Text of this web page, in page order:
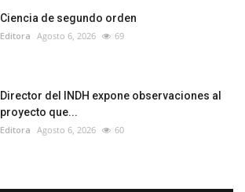
Ciencia de segundo orden
Editora Agosto 6, 2026 69
Director del INDH expone observaciones al
proyecto que...
Editora Agosto 6, 2026 60